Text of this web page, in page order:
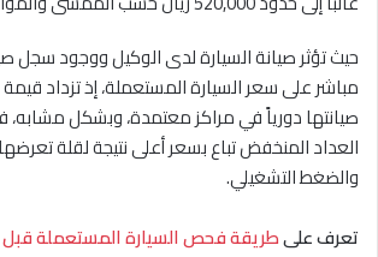
حيث تؤثر صيانة السيارة لدى الوكيل ووجود
مباشر على سعر السيارة المستعملة، إذ تزداد
صيانتها دورياً في مراكز معتمدة، وبشكل مشابه،
العداد المنخفض تباع بسعر أعلى نتيجة لقلة
والضغط التشغيلي.
تعرف علىطريقة فحص السيارة المستعملة قبل